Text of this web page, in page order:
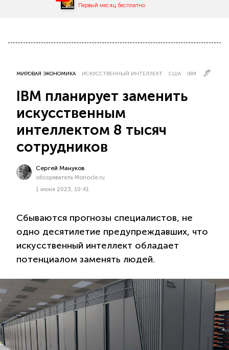
Первый месяц бесплатно
МИРОВАЯ ЭКОНОМИКА ИСКУССТВЕННЫЙ ИНТЕЛЛЕКТ США IBM
IBM планирует заменить
искусственным
интеллектом 8 тысяч
сотрудников
Сергей Мануков
обозреватель Monocle.ru
1 июня 2023, 10:41
Сбываются прогнозы специалистов, не
одно десятилетие предупреждавших, что
искусственный интеллект обладает
потенциалом заменять людей.